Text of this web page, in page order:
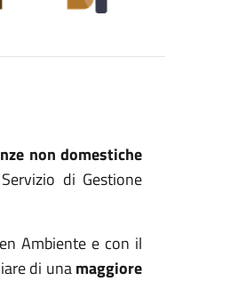
non domestiche
di Gestione
Ambiente e con il
di unamaggiore